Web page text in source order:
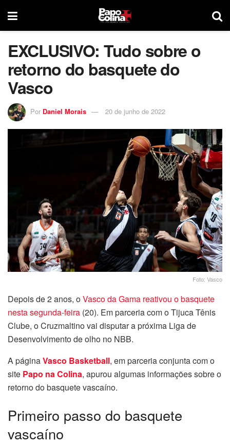
EXCLUSIVO: Tudo sobre o
retorno do basquete do
Vasco
Por Daniel Morais 20 de junho de 2022
Foto: Vasco
Depois de 2 anos, oVasco da Gama reativou o basquete
nesta segunda-feira (20). Em parceria com o Tijuca Tênis
Clube, o Cruzmaltino vai disputar a próxima Liga de
Desenvolvimento de olho no NBB.
A páginaVasco Basketball, em parceria conjunta com o
site Papo na Colina, apurou algumas informações sobre o
retorno do basquete vascaíno.
Primeiro passo do basquete
vascaíno